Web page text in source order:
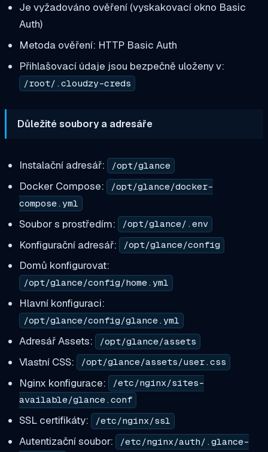
Je vyžadováno ověření (vyskakovací okno Basic
Auth)
Metoda ověření: HTTP Basic Auth
Přihlašovací údaje jsou bezpečně uloženy v:
/root/.cloudzy-creds
Důležité soubory a adresáře
Instalační adresář: /opt/glance
Docker Compose:
/opt/glance/docker-
compose.yml
Soubor s prostředím: /opt/glance/.env
Konfigurační adresář: /opt/glance/config
Domů konfigurovat:
/opt/glance/config/home.yml
Hlavní konfiguraci:
/opt/glance/config/glance.yml
Adresář Assets: /opt/glance/assets
Vlastní CSS: /opt/glance/assets/user.css
Nginx konfigurace:
/etc/nginx/sites-
available/glance.conf
SSL certifikáty: /etc/nginx/ssl
Autentizační soubor:
/etc/nginx/auth/.glance-